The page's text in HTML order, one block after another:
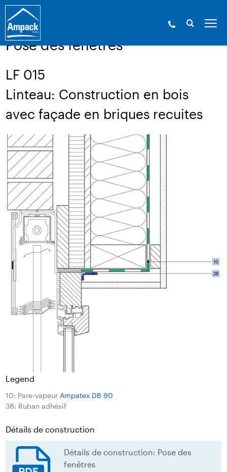
Ampack - Les experts de l’enveloppe du bâtiment. Depuis
1946.»Service
Pose des fenêtres
LF 015
Linteau: Construction en bois
avec façade en briques recuites
Legend
10: Pare-vapeurAmpatex DB 90
38: Ruban adhésif
Détails de construction
Détails de construction: Pose des
fenêtres